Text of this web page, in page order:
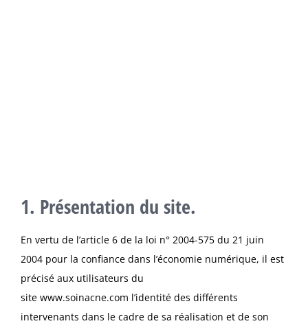
1. Présentation du site.
En vertu de l’article 6 de la loi n° 2004-575 du 21 juin
2004 pour la confiance dans l’économie numérique, il est
précisé aux utilisateurs du
site www.soinacne.com l’identité des différents
intervenants dans le cadre de sa réalisation et de son